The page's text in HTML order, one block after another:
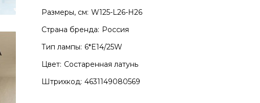
Размеры, см: W125-L26-H26
Страна бренда: Россия
Тип лампы: 6*E14/25W
Цвет: Состаренная латунь
Штрихкод: 4631149080569